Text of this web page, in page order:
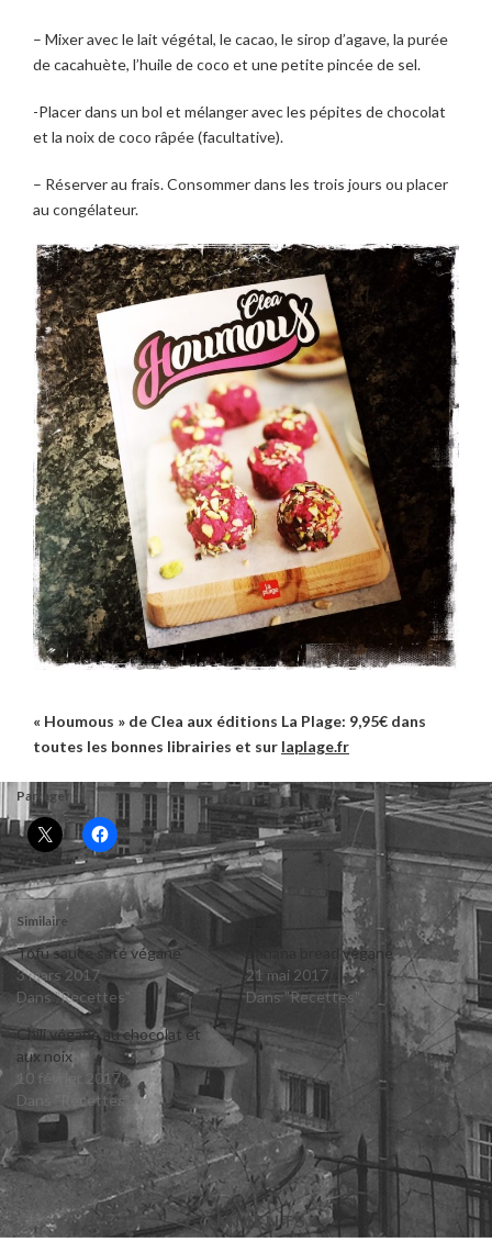
– Mixer avec le lait végétal, le cacao, le sirop d’agave, la purée
de cacahuète, l’huile de coco et une petite pincée de sel.
-Placer dans un bol et mélanger avec les pépites de chocolat
et la noix de coco râpée (facultative).
– Réserver au frais. Consommer dans les trois jours ou placer
au congélateur.
« Houmous » de Clea aux éditions La Plage: 9,95€ dans
toutes les bonnes librairies et sur laplage.fr
Partager :
Similaire
Tofu sauce saté végane
3 mars 2017
Dans "Recettes"
Banana bread végane
21 mai 2017
Dans "Recettes"
Chili végane au chocolat et
aux noix
10 février 2017
Dans "Recettes"
COMMENTS